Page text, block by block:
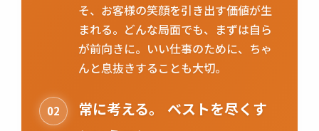
そ、お客様の笑顔を引き出す価値が生
まれる。どんな局面でも、まずは自ら
が前向きに。いい仕事のために、ちゃ
んと息抜きすることも大切。
02
常に考える。 ベストを尽くす